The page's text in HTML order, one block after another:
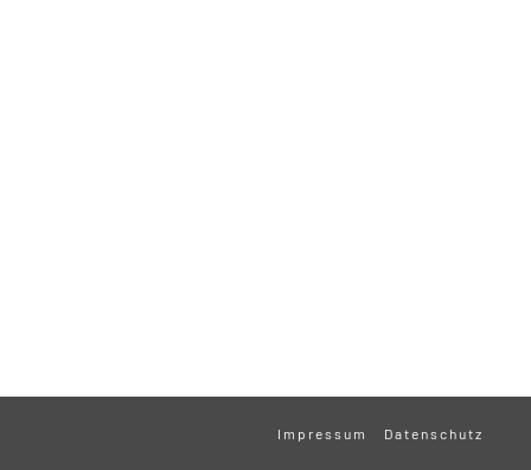
Impressum Datenschutz